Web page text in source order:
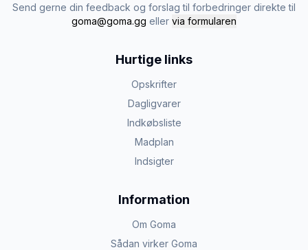
Send gerne din feedback og forslag til forbedringer direkte til
goma@goma.gg eller via formularen
Hurtige links
Opskrifter
Dagligvarer
Indkøbsliste
Madplan
Indsigter
Information
Om Goma
Sådan virker Goma